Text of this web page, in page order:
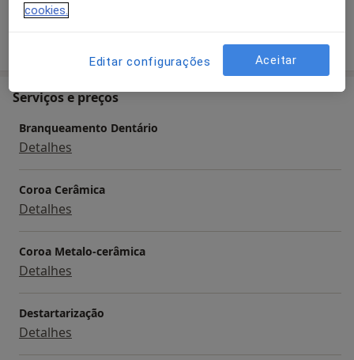
sobre a experiência
Serviços e preços
Branqueamento Dentário
Detalhes
Coroa Cerâmica
Detalhes
Coroa Metalo-cerâmica
Detalhes
Destartarização
Detalhes
cookies.
Editar configurações Aceitar